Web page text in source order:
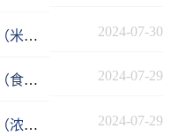
攀枝花市第七高级中学校食堂食材（米、面类）配送服务采购项目--结果公告 2024-07-30
攀枝花市第七高级中学校食堂食材（食用油）配送服务采购项目竞争性磋商成交公告 2024-07-29
攀枝花市第七高级中学校食堂食材（浓缩果浆）配送服务采购项目竞争性磋商成交公告 2024-07-29